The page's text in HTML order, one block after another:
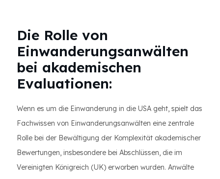
Die Rolle von
Einwanderungsanwälten
bei akademischen
Evaluationen:
Wenn es um die Einwanderung in die USA geht, spielt das
Fachwissen von Einwanderungsanwälten eine zentrale
Rolle bei der Bewältigung der Komplexität akademischer
Bewertungen, insbesondere bei Abschlüssen, die im
Vereinigten Königreich (UK) erworben wurden. Anwälte